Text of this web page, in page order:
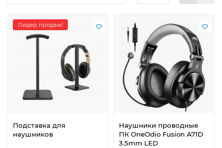
Лидер продаж!
Подставка для
наушников
Наушники проводные
ПК OneOdio Fusion A71D
3.5mm LED